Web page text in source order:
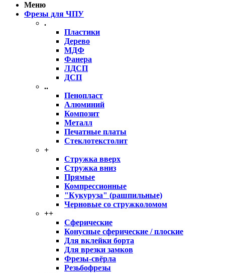
Меню
Фрезы для ЧПУ
.
Пластики
Дерево
МДФ
Фанера
ЛДСП
ДСП
..
Пенопласт
Алюминий
Композит
Металл
Печатные платы
Стеклотекстолит
+
Стружка вверх
Стружка вниз
Прямые
Компрессионные
"Кукуруза" (рашпильные)
Черновые со стружколомом
++
Сферические
Конусные сферические / плоские
Для вклейки борта
Для врезки замков
Фрезы-свёрла
Резьбофрезы